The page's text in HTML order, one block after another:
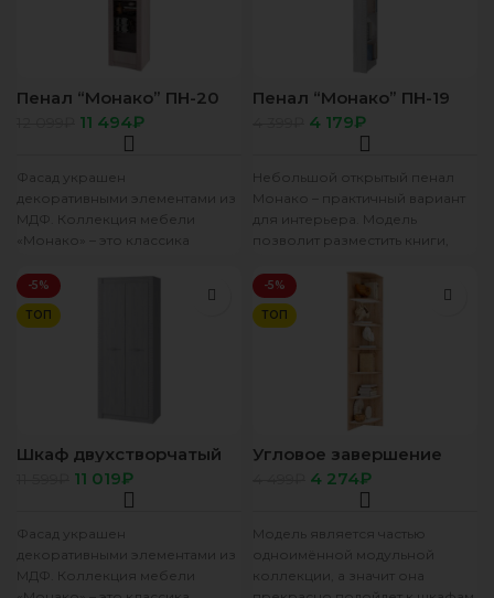
Пенал “Монако” ПН-20
ясень белый/F12
11 494₽
Фасад украшен
декоративными элементами из
МДФ. Коллекция мебели
«Монако» – это классика
и безупречный вкус хозяев
квартиры.
Пенал “Монако” ПН-19
ясень белый /F12
4 179₽
Небольшой открытый пенал
Монако – практичный вариант
для интерьера. Модель
позволит разместить книги,
другие вещи. Изделие
-5%
ТОП
Шкаф двухстворчатый
“Монако” ШК-37 ясень
белый/F12
11 019₽
Фасад украшен
декоративными элементами из
МДФ. Коллекция мебели
-5%
ТОП
Угловое завершение
“Сакура” дуб сонома/
4 274₽
Модель является частью
одноимённой модульной
коллекции, а значит она